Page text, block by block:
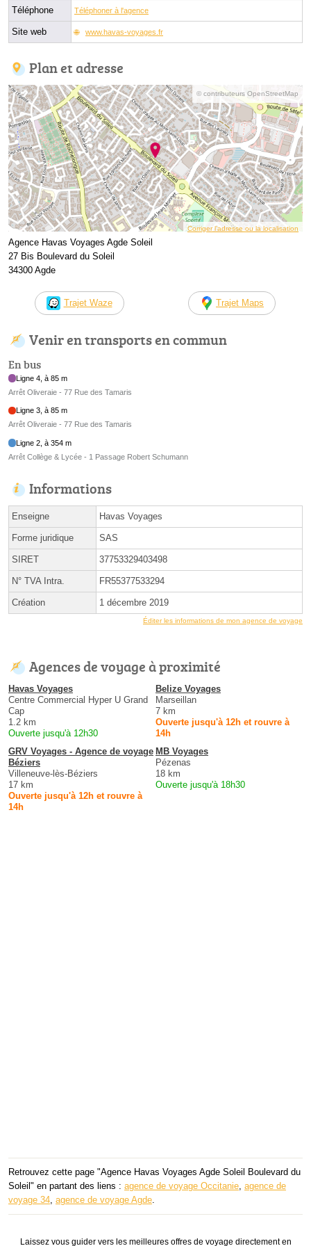
Téléphone Téléphoner à l'agence
Site web www.havas-voyages.fr
Plan et adresse
© contributeurs OpenStreetMap
Corriger l’adresse ou la localisation
Agence Havas Voyages Agde Soleil
27 Bis Boulevard du Soleil
34300 Agde
Trajet Waze Trajet Maps
Venir en transports en commun
En bus
Ligne 4, à 85 m
Arrêt Oliveraie - 77 Rue des Tamaris
Ligne 3, à 85 m
Arrêt Oliveraie - 77 Rue des Tamaris
Ligne 2, à 354 m
Arrêt Collège & Lycée - 1 Passage Robert Schumann
Informations
Enseigne Havas Voyages
Forme juridique SAS
SIRET 37753329403498
N° TVA Intra. FR55377533294
Création 1 décembre 2019
Éditer les informations de mon agence de voyage
Agences de voyage à proximité
Havas Voyages
Centre Commercial Hyper U Grand
Cap
1.2 km
Ouverte jusqu'à 12h30
Belize Voyages
Marseillan
7 km
Ouverte jusqu'à 12h et rouvre à
14h
GRV Voyages - Agence de voyage
Béziers
Villeneuve-lès-Béziers
17 km
Ouverte jusqu'à 12h et rouvre à
14h
MB Voyages
Pézenas
18 km
Ouverte jusqu'à 18h30
Retrouvez cette page "Agence Havas Voyages Agde Soleil Boulevard du
Soleil" en partant des liens : agence de voyage Occitanie agence de
voyage 34 agence de voyage Agde
Laissez vous guider vers les meilleures offres de voyage directement en